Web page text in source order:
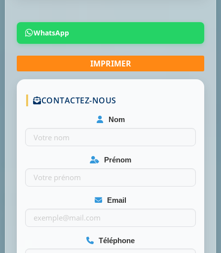
WhatsApp
CONTACTEZ-NOUS
Nom
Prénom
Email
Téléphone